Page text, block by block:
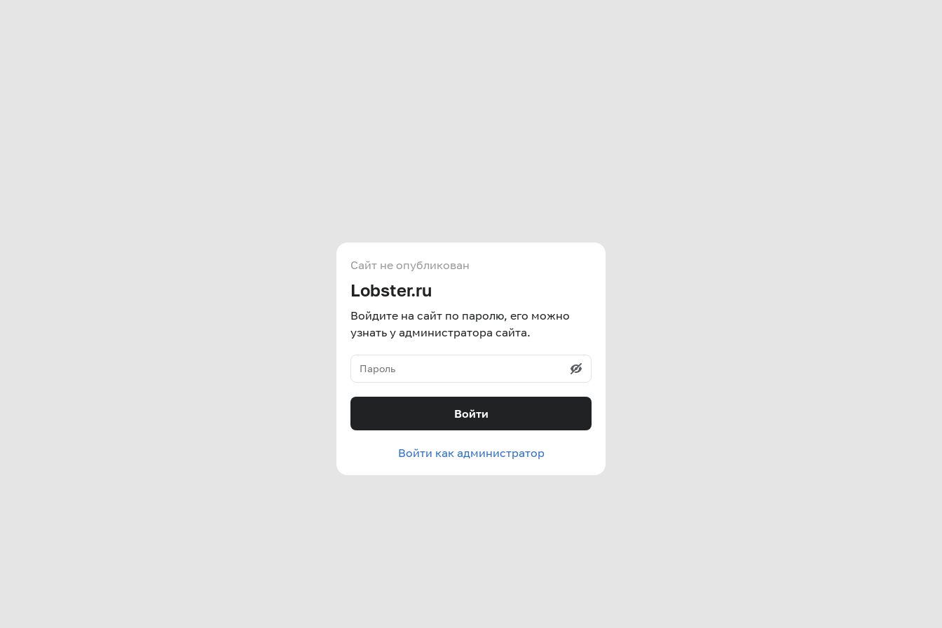
Сайт не опубликован
Lobster.ru
Войдите на сайт по паролю, его можно
узнать у администратора сайта.
Войти
Войти как администратор